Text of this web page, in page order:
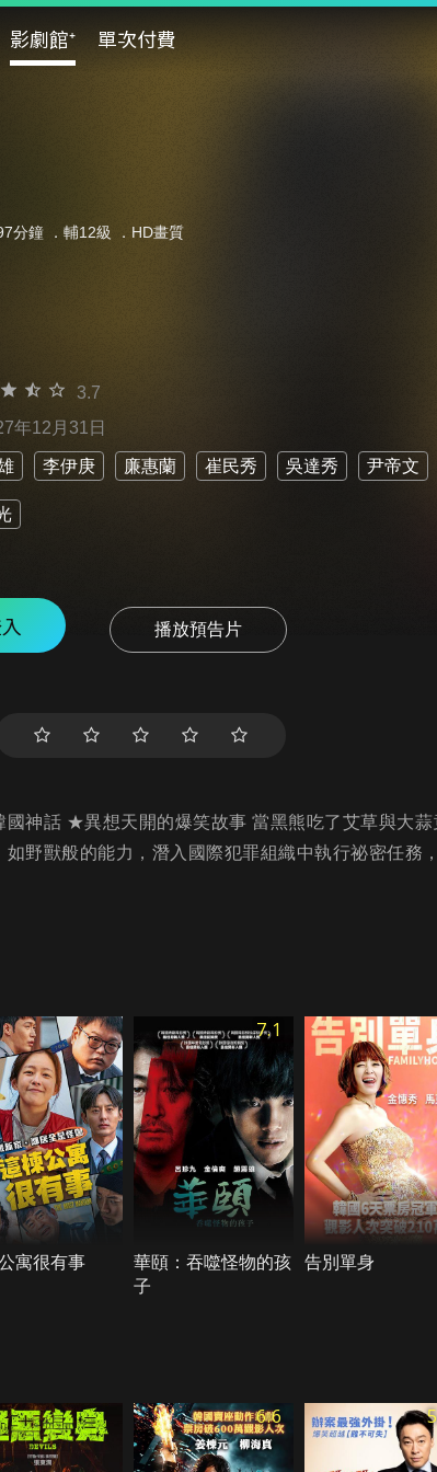
影劇館⁺ 單次付費
分鐘 ． 輔12級 ．HD畫質
3.7
年12月31日
李伊庚 廉惠蘭 崔民秀 吳達秀 尹帝文
播放預告片
國神話 ★異想天開的爆笑故事 當黑熊吃了艾草與大蒜
如野獸般的能力，潛入國際犯罪組織中執行祕密任
寓很有事
7.1
華頤：吞噬怪物的孩
子
告別單身
6.6